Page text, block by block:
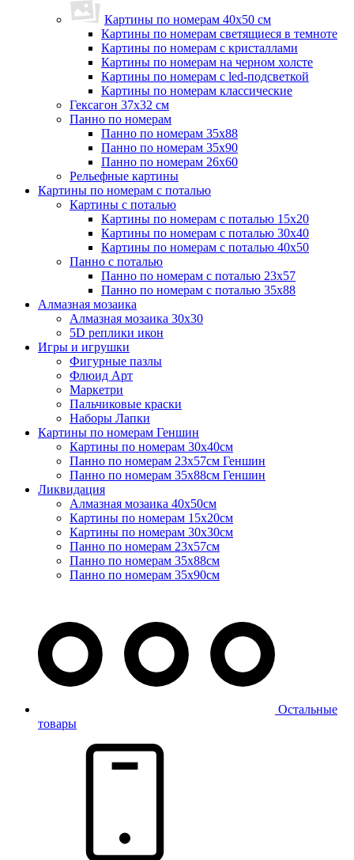
Картины по номерам 40х50 см
Картины по номерам светящиеся в темноте
Картины по номерам с кристаллами
Картины по номерам на черном холсте
Картины по номерам с led-подсветкой
Картины по номерам классические
Гексагон 37х32 см
Панно по номерам
Панно по номерам 35х88
Панно по номерам 35х90
Панно по номерам 26х60
Рельефные картины
Картины по номерам с поталью
Картины с поталью
Картины по номерам с поталью 15х20
Картины по номерам с поталью 30х40
Картины по номерам с поталью 40х50
Панно с поталью
Панно по номерам с поталью 23х57
Панно по номерам с поталью 35х88
Алмазная мозаика
Алмазная мозаика 30х30
5D реплики икон
Игры и игрушки
Фигурные пазлы
Флюид Арт
Маркетри
Пальчиковые краски
Наборы Лапки
Картины по номерам Геншин
Картины по номерам 30х40см
Панно по номерам 23х57см Геншин
Панно по номерам 35х88см Геншин
Ликвидация
Алмазная мозаика 40х50см
Картины по номерам 15х20см
Картины по номерам 30х30см
Панно по номерам 23х57см
Панно по номерам 35х88см
Панно по номерам 35х90см
Остальные
товары